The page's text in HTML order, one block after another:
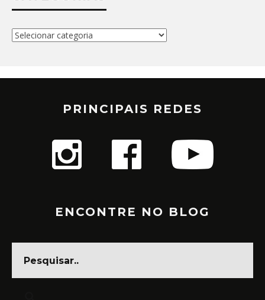
Categorias
PRINCIPAIS REDES
ENCONTRE NO BLOG